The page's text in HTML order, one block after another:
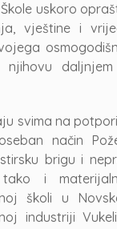
uskoro
vještine i
svima na
način
brigu i
tako i
školi u
industriji